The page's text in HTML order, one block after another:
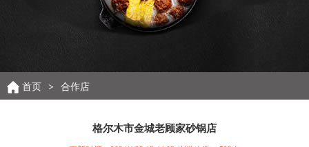
首页 > 合作店
格尔木市金城老顾家砂锅店